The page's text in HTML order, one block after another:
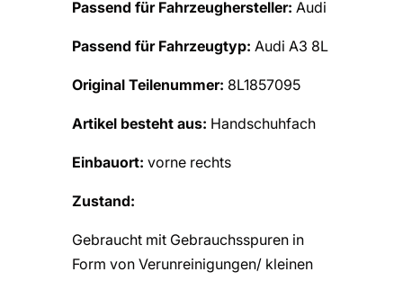
Passend für Fahrzeughersteller: Audi
Passend für Fahrzeugtyp: Audi A3 8L
Original Teilenummer: 8L1857095
Artikel besteht aus: Handschuhfach
Einbauort: vorne rechts
Zustand:
Gebraucht mit Gebrauchsspuren in
Form von Verunreinigungen/ kleinen